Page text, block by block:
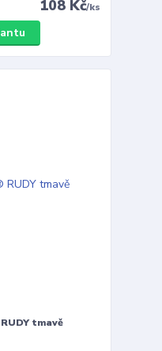
108 Kč/ks
tmavě